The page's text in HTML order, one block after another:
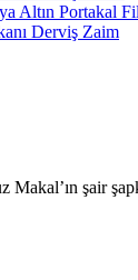
Altın Portakal
Derviş Zaim
Makal’ın şair